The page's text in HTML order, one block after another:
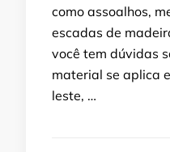
como assoalhos,
escadas de
você tem dúvidas
material se aplica
leste, …